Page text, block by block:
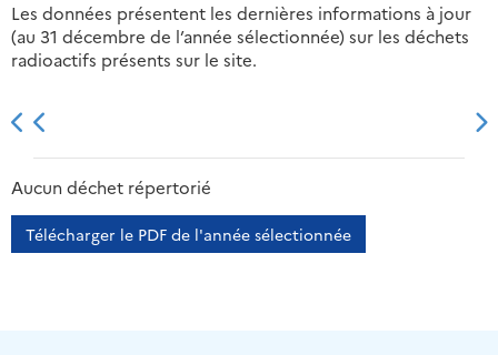
Les données présentent les dernières informations à jour
(au 31 décembre de l’année sélectionnée) sur les déchets
radioactifs présents sur le site.
2013 2014
Aucun déchet répertorié
Télécharger le PDF de l'année sélectionnée